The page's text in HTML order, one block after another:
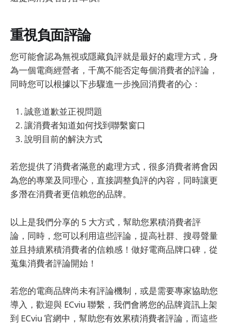
重視負面評論
您可能會認為無視或隱藏負評就是最好的處理方式，身
為一個電商經營者，千萬不能否定每個消費者的評論，
同時您可以根據以下步驟進一步挽回消費者的心：
誠意道歉並正視問題
讓消費者知道如何找到聯繫窗口
說明目前的解決方式
若您提供了消費者滿意的處理方式，很多消費者將會因
為您的專業及同理心，直接調整負評的內容，同時讓更
多潛在消費者更信賴您的品牌。
以上是我們分享的 5 大方式，幫助您累積消費者評
論，同時，您可以利用這些評論，提高社群、搜尋聲量
並且持續累積消費者的信賴感！做好電商品牌口碑，從
蒐集消費者評論開始！
若您的電商品牌尚未有評論機制，或是需要專家協助您
導入，歡迎與 ECviu 聯繫，我們會將您的品牌資訊上架
到 ECviu 官網中，幫助您有效累積消費者評論，而這些